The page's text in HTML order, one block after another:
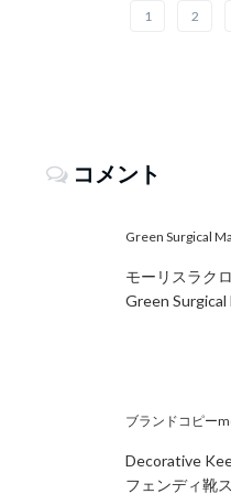
1 2
コメント
Green Surgical
モーリスラク
Green Surgical
ブランドコピー
Decorative
フェンディ靴